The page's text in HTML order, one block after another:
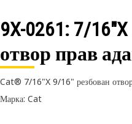
9X-0261: 7/
отвор прав
Cat® 7/16"X 9/16" резбован отвор
Марка: Cat